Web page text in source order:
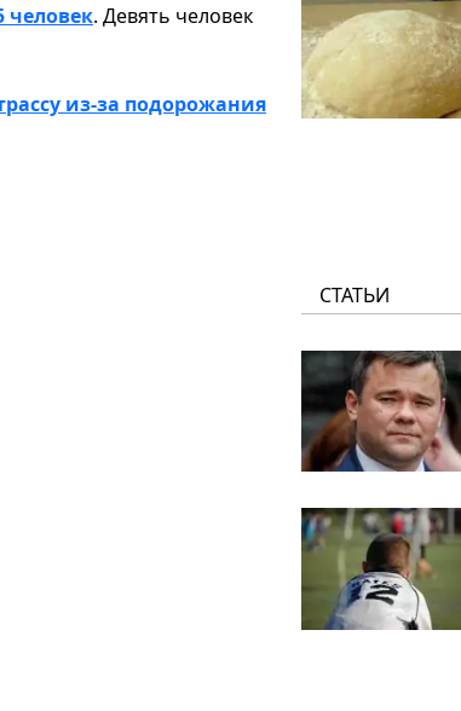
человек. Девять человек
из-за подорожания
СТАТЬИ